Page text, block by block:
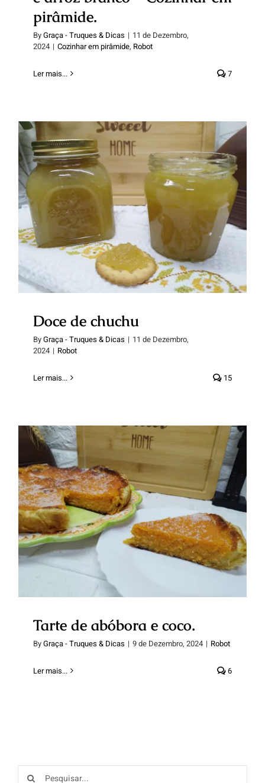
pirâmide.
ByGraça - Truques & Dicas | 11 de Dezembro,
2024 | Cozinhar em pirâmide, Robot
Ler mais... 7
Doce de chuchu
Doce de chuchu
ByGraça - Truques & Dicas | 11 de Dezembro,
2024 | Robot
Ler mais... 15
Tarte de abóbora e coco.
Tarte de abóbora e coco.
ByGraça - Truques & Dicas | 9 de Dezembro, 2024 | Robot
Ler mais... 6